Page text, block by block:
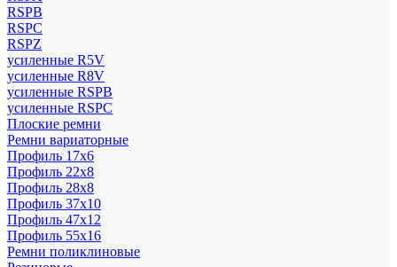
RSPB
RSPC
RSPZ
усиленные R5V
усиленные R8V
усиленные RSPB
усиленные RSPC
Плоские ремни
Ремни вариаторные
Профиль 17x6
Профиль 22x8
Профиль 28x8
Профиль 37x10
Профиль 47x12
Профиль 55x16
Ремни поликлиновые